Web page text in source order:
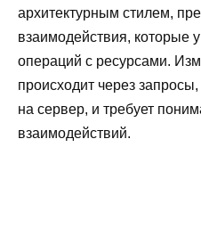
архитектурным стилем,
взаимодействия, которые
операций с ресурсами.
происходит через
на сервер, и требует
взаимодействий.